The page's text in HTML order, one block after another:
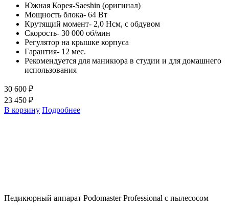
Южная Корея-Saeshin (оригинал)
Мощность блока- 64 Вт
Крутящий момент- 2,0 Нсм, с обдувом
Скорость- 30 000 об/мин
Регулятор на крышке корпуса
Гарантия- 12 мес.
Рекомендуется для маникюра в студии и для домашнего
использования
30 600 ₽
23 450 ₽
В корзину Подробнее
Педикюрный аппарат Podomaster Professional с пылесосом